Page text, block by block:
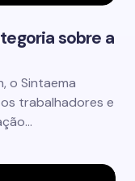
sobre a
o Sintaema
trabalhadores e